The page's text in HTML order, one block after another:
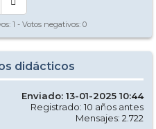
1 - Votos negativos: 0
didácticos
Enviado: 13-01-2025 10:44
Registrado: 10 años antes
Mensajes: 2.722